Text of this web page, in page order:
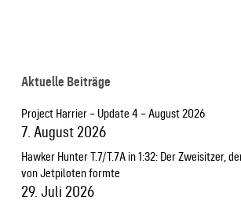
Aktuelle Beiträge
Project Harrier – Update 4 – August 2026
7. August 2026
Hawker Hunter T.7/T.7A in 1:32: Der Zweisitzer,
von Jetpiloten formte
29. Juli 2026